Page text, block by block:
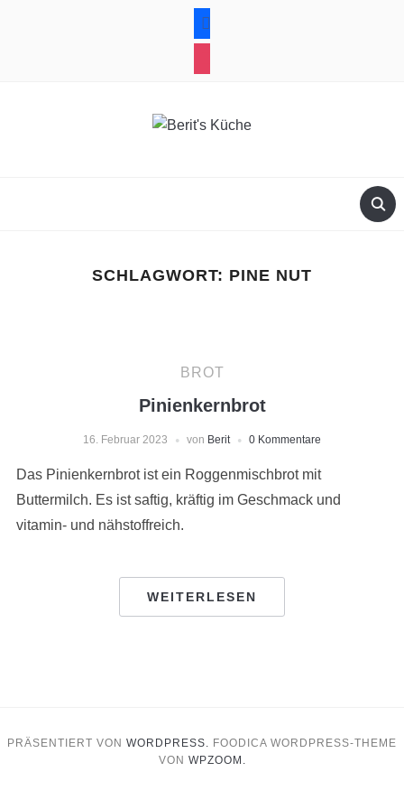
SCHLAGWORT: PINE NUT
BROT
Pinienkernbrot
16. Februar 2023 von Berit 0 Kommentare
Das Pinienkernbrot ist ein Roggenmischbrot mit
Buttermilch. Es ist saftig, kräftig im Geschmack und
vitamin- und nähstoffreich.
WEITERLESEN
PRÄSENTIERT VON WORDPRESS. FOODICA WORDPRESS-THEME
VON WPZOOM.